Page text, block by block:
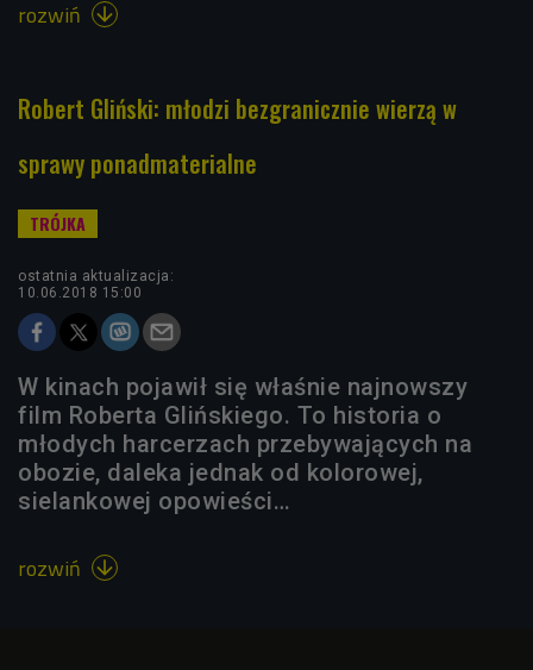
rozwiń 
Robert Gliński: młodzi bezgranicznie wierzą w
sprawy ponadmaterialne
ostatnia aktualizacja:
10.06.2018 15:00
W kinach pojawił się właśnie najnowszy
film Roberta Glińskiego. To historia o
młodych harcerzach przebywających na
obozie, daleka jednak od kolorowej,
sielankowej opowieści…
rozwiń 